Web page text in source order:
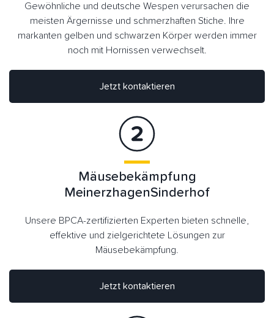
Gewöhnliche und deutsche Wespen verursachen die
meisten Ärgernisse und schmerzhaften Stiche. Ihre
markanten gelben und schwarzen Körper werden immer
noch mit Hornissen verwechselt.
Jetzt kontaktieren
Jetzt kontaktieren
Mäusebekämpfung
MeinerzhagenSinderhof
Unsere BPCA-zertifizierten Experten bieten schnelle,
effektive und zielgerichtete Lösungen zur
Mäusebekämpfung.